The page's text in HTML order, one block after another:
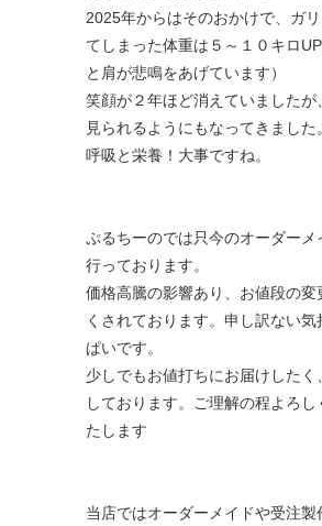
2025年からはそのおかけで、ガ
てしまった体重は５～１０キロ
と肩が悲鳴をあげています）
笑顔が２年ほど消えていましたが
見られるようにもなってきました
呼吸と栄養！大事ですね。
ぷるちーのでは只今のオーダーメ
行っております。
価格高騰の影響あり、お値段の変
くされております。申し訳ない気
ぱいです。
少しでもお値打ちにお届けしたく
しております。ご理解の程よろし
たします
当店ではオーダーメイドや受注製